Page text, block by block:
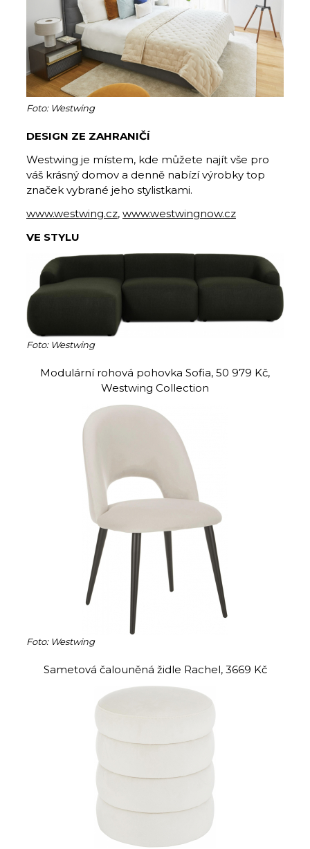
Foto: Westwing
DESIGN ZE ZAHRANIČÍ
Westwing je místem, kde můžete najít vše pro
váš krásný domov a denně nabízí výrobky top
značek vybrané jeho stylistkami.
www.westwing.cz, www.westwingnow.cz
VE STYLU
Foto: Westwing
Modulární rohová pohovka Sofia, 50 979 Kč,
Westwing Collection
Foto: Westwing
Sametová čalouněná židle Rachel, 3669 Kč